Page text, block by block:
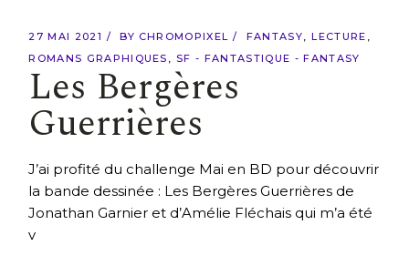
27 MAI 2021 BY CHROMOPIXEL FANTASY
LECTURE
ROMANS GRAPHIQUES
SF - FANTASTIQUE - FANTASY
Les Bergères
Guerrières
J’ai profité du challenge Mai en BD pour découvrir
la bande dessinée : Les Bergères Guerrières de
Jonathan Garnier et d’Amélie Fléchais qui m’a été
v